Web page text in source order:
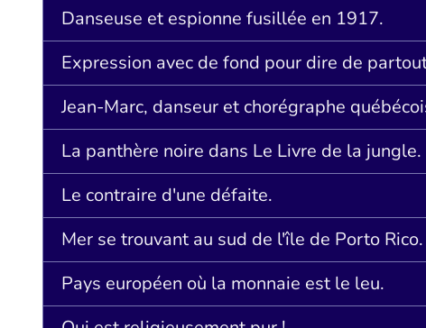
Danseuse et espionne fusillée en 1917.
Expression avec de fond pour dire de
Jean-Marc, danseur et chorégraphe
La panthère noire dans Le Livre de la jungle.
Le contraire d'une défaite.
Mer se trouvant au sud de l'île de Porto Rico.
Pays européen où la monnaie est le leu.